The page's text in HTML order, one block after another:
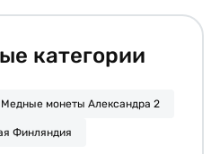
категории
Медные монеты Александра 2
Финляндия